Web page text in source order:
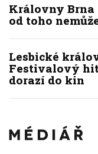
Královny Brna
od toho
Lesbické
Festivalový hit
dorazí do kin